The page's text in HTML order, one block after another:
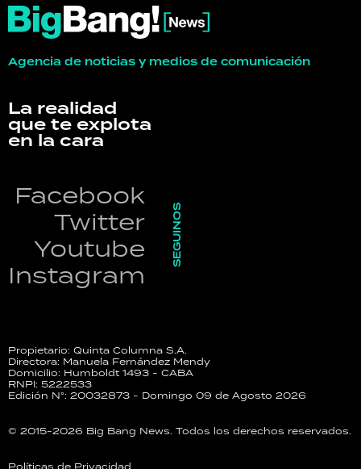
Agencia de noticias y medios de comunicación
La realidad
que te explota
en la cara
Facebook
Twitter
Youtube
Instagram
SEGUINOS
Propietario: Quinta Columna S.A.
Directora: Manuela Fernández Mendy
Domicilio: Humboldt 1493 - CABA
RNPI: 5222533
Edición N°: 20032873 - Domingo 09 de Agosto 2026
© 2015-2026 Big Bang News. Todos los derechos reservados.
Políticas de Privacidad